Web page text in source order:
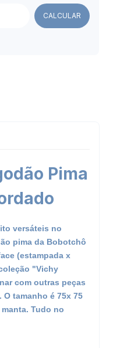
Alterar CEP
CALCULAR
Pima
versáteis no
pima da Bobotchô
(estampada x
"Vichy
com outras peças
tamanho é 75x 75
manta. Tudo no